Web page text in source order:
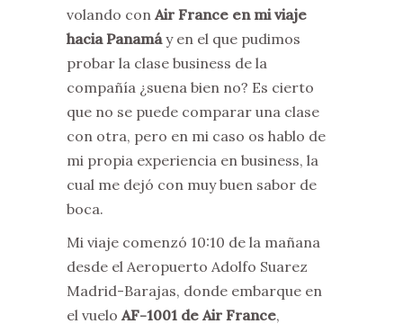
volando con Air France en mi viaje
hacia Panamáy en el que pudimos
probar la clase business de la
compañía ¿suena bien no? Es cierto
que no se puede comparar una clase
con otra, pero en mi caso os hablo de
mi propia experiencia en business, la
cual me dejó con muy buen sabor de
boca.
Mi viaje comenzó 10:10 de la mañana
desde el Aeropuerto Adolfo Suarez
Madrid-Barajas, donde embarque en
el vuelo AF-1001 de Air France,